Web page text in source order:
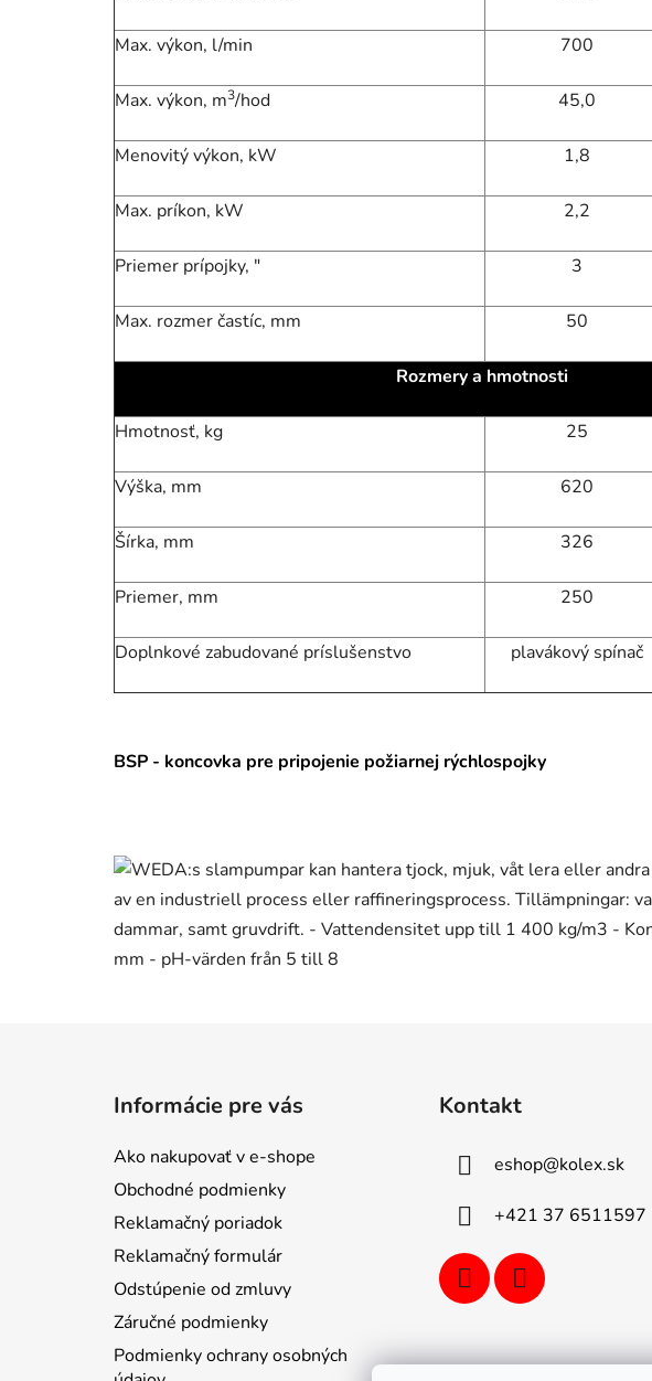
Max. výkon, l/min 700
Max. výkon, m3/hod 45,0
Menovitý výkon, kW 1,8
Max. príkon, kW 2,2
Priemer prípojky, " 3
Max. rozmer častíc, mm 50
Rozmery a hmotnosti
Hmotnosť, kg 25
Výška, mm 620
Šírka, mm 326
Priemer, mm 250
Doplnkové zabudované príslušenstvo plavákový spínač
BSP - koncovka pre pripojenie požiarnej rýchlospojky
Informácie pre vás
Ako nakupovať v e-shope
Obchodné podmienky
Reklamačný poriadok
Reklamačný formulár
Odstúpenie od zmluvy
Záručné podmienky
Podmienky ochrany osobných
Kontakt
eshop@kolex.sk
+421 37 6511597